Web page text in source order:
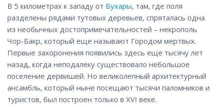
В 5 километрах к западу от Бухары, там, где поля
разделены рядами тутовых деревьев, спряталась одна
из необычных достопримечательностей – некрополь
Чор-Бакр, который еще называют Городом мертвых.
Первые захоронения появились здесь еще тысячу лет
назад, когда неподалеку существовало небольшое
поселение дервишей. Но великолепный архитектурный
ансамбль, который ныне посещают тысячи паломников и
туристов, был построен только в XVI веке.